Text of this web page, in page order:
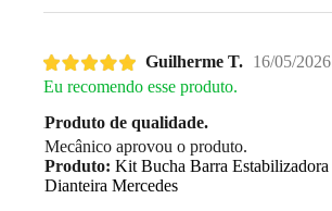
Guilherme T. 16/05/2026
Eu recomendo esse produto.
Produto de qualidade.
Mecânico aprovou o produto.
Produto: Kit Bucha Barra Estabilizadora
Dianteira Mercedes